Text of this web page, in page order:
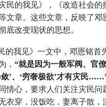
民的我见》，《改造社会
文章。这些文章，反映了邓
底改变现状的思想。
的我见》一文中，邓恩铭首
， “就是因为一般军阀、官
’、‘穷奢极欲’才有灾民……”
情心，要求人们关注灾民问
衣穿，没饭吃，妻离子散，